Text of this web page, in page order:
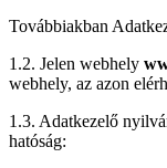
Továbbiakban
1.2. Jelen webhely
webhely, az azon
1.3. Adatkezelő
hatóság: